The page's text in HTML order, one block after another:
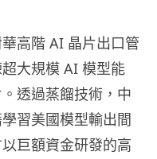
高階 AI 晶片出口管
大規模 AI 模型能
透過蒸餾技術，中
習美國模型輸出間
巨額資金研發的高